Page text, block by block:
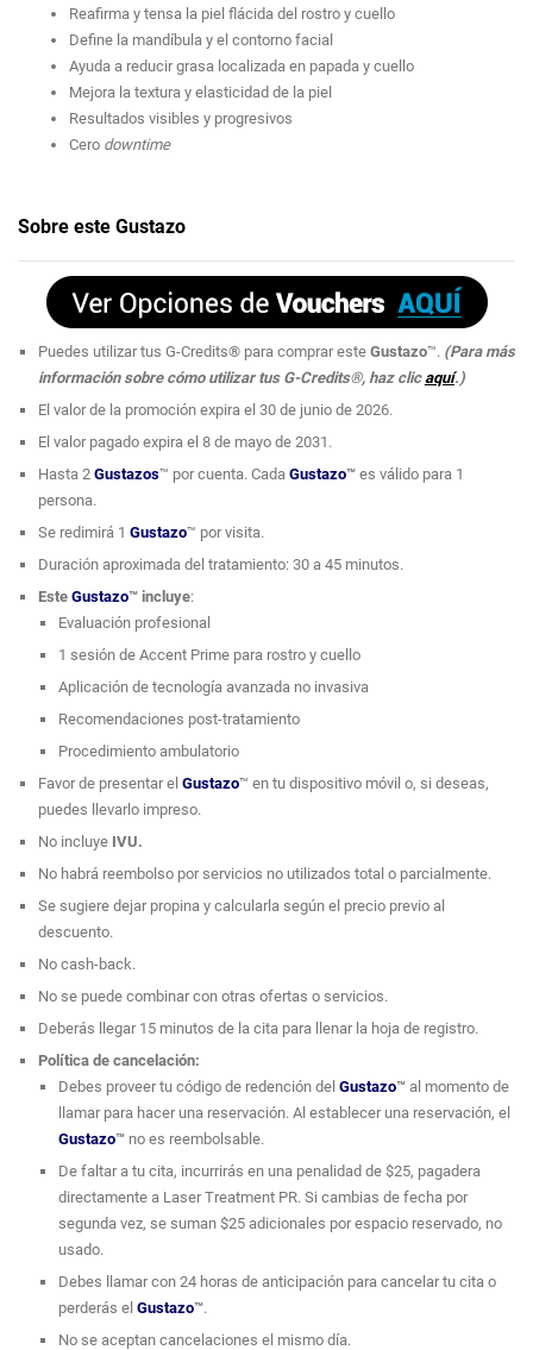
Reafirma y tensa la piel flácida del rostro y cuello
Define la mandíbula y el contorno facial
Ayuda a reducir grasa localizada en papada y cuello
Mejora la textura y elasticidad de la piel
Resultados visibles y progresivos
Cero downtime
Sobre este Gustazo
Puedes utilizar tus G-Credits® para comprar este Gustazo™. (Para más
información sobre cómo utilizar tus G-Credits®, haz clic aquí.)
El valor de la promoción expira el 30 de junio de 2026.
El valor pagado expira el 8 de mayo de 2031.
Hasta 2 Gustazos™ por cuenta. Cada Gustazo™es válido para 1
persona.
Se redimirá 1 Gustazo™ por visita.
Duración aproximada del tratamiento: 30 a 45 minutos.
Este Gustazo™ incluye:
Evaluación profesional
1 sesión de Accent Prime para rostro y cuello
Aplicación de tecnología avanzada no invasiva
Recomendaciones post-tratamiento
Procedimiento ambulatorio
Favor de presentar el Gustazo™ en tu dispositivo móvil o, si deseas,
puedes llevarlo impreso.
No incluye IVU.
No habrá reembolso por servicios no utilizados total o parcialmente.
Se sugiere dejar propina y calcularla según el precio previo al
descuento.
No cash-back.
No se puede combinar con otras ofertas o servicios.
Deberás llegar 15 minutos de la cita para llenar la hoja de registro.
Política de cancelación:
Debes proveer tu código de redención del Gustazo™al momento de
llamar para hacer una reservación. Al establecer una reservación, el
Gustazo™no es reembolsable.
De faltar a tu cita, incurrirás en una penalidad de $25, pagadera
directamente a Laser Treatment PR. Si cambias de fecha por
segunda vez, se suman $25 adicionales por espacio reservado, no
usado.
Debes llamar con 24 horas de anticipación para cancelar tu cita o
perderás el Gustazo™.
No se aceptan cancelaciones el mismo día.